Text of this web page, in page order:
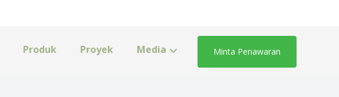
Minta Penawaran
Produk Proyek Media